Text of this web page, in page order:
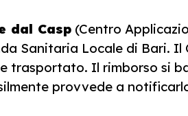
dal Casp (Centro
Sanitaria Locale di Bari. Il
trasportato. Il rimborso si
provvede a